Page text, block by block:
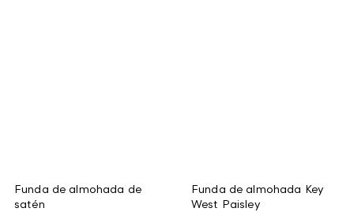
Funda de almohada de
satén
Funda de almohada Key
West Paisley